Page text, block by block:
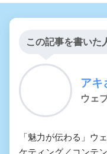
この記事を書いた
アキ
ウェ
「魅力が伝わる」ウ
ケティング／コンテ